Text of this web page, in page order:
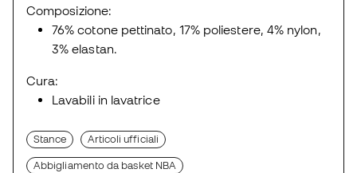
Composizione:
76% cotone pettinato, 17% poliestere, 4% nylon,
3% elastan.
Cura:
Lavabili in lavatrice
Stance Articoli ufficiali
Abbigliamento da basket NBA